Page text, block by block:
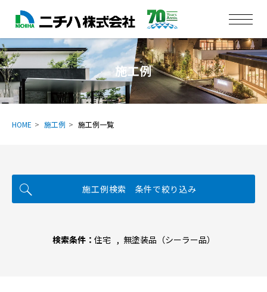
施工例
HOME 施工例 施工例一覧
施工例検索 条件で絞り込み
検索条件： 住宅 無塗装品（シーラー品）